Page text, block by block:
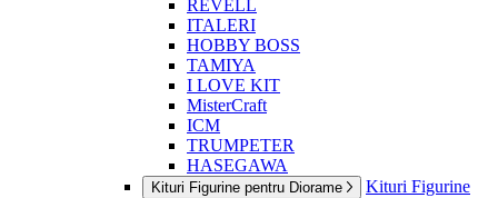
REVELL
ITALERI
HOBBY BOSS
TAMIYA
I LOVE KIT
MisterCraft
ICM
TRUMPETER
HASEGAWA
Kituri Figurine pentru Diorame
Kituri Figurine